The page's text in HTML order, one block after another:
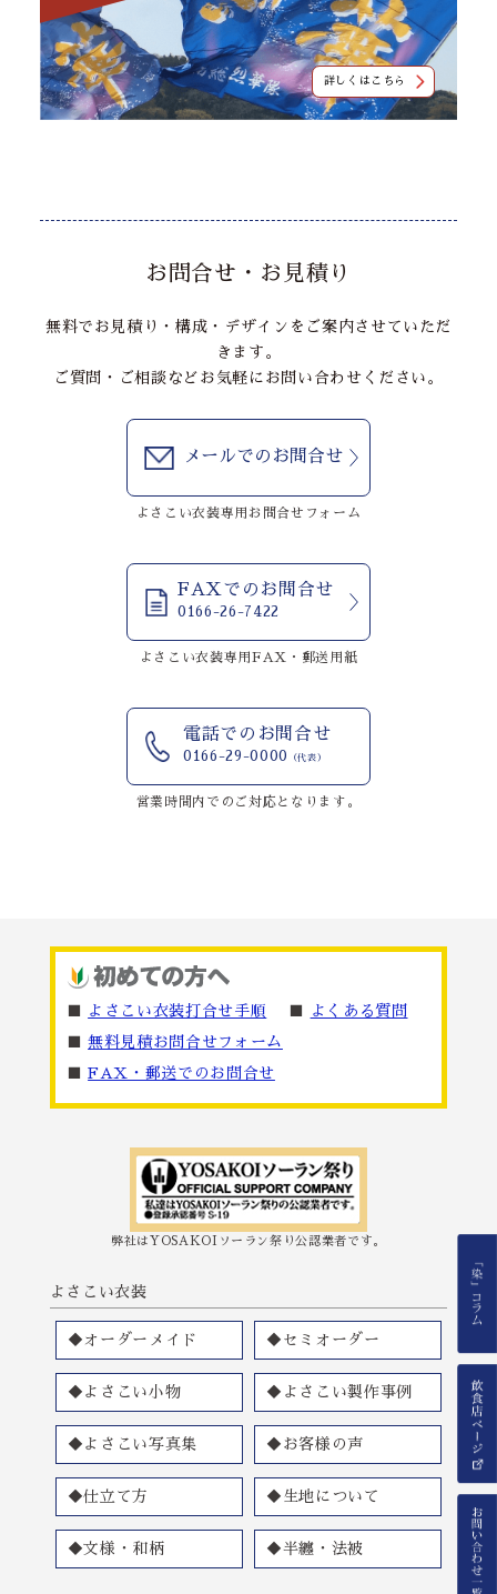
詳しくはこちら
お問合せ・お見積り
無料でお見積り・構成・デザインをご案内させていただ
きます。
ご質問・ご相談などお気軽にお問い合わせください。
メールでのお問合せ
よさこい衣装専用お問合せフォーム
FAXでのお問合せ
0166-26-7422
よさこい衣装専用FAX・郵送用紙
電話でのお問合せ
0166-29-0000 （代表）
営業時間内でのご対応となります。
よさこい衣装打合せ手順
よくある質問
■無料見積お問合せフォーム
■FAX・郵送でのお問合せ
弊社はYOSAKOIソーラン祭り公認業者です。
よさこい衣装
◆オーダーメイド ◆セミオーダー
◆よさこい小物 ◆よさこい製作事例
◆よさこい写真集 ◆お客様の声
◆仕立て方 ◆生地について
◆文様・和柄 ◆半纏・法被